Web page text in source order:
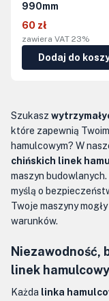
990mm
60 zł
zawiera VAT 23%
Dodaj do
Szukasz
które zapewnią
hamulcowym? W
chińskich linek
maszyn
myślą o
Twoje maszyny
warunków.
Niezawodność,
linek
Każda linka